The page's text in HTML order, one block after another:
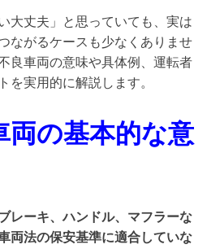
大丈夫」と思っていても、実は
ながるケースも少なくありませ
良車両の意味や具体例、運転者
を実用的に解説します。
両の基本的な意
レーキ、ハンドル、マフラーな
両法の保安基準に適合していな